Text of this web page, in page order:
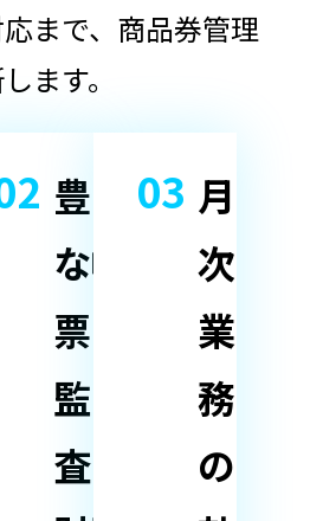
まで、商品券管理
ます。
豊富
な帳
票で
監
査・
03 月
次
業
務
の